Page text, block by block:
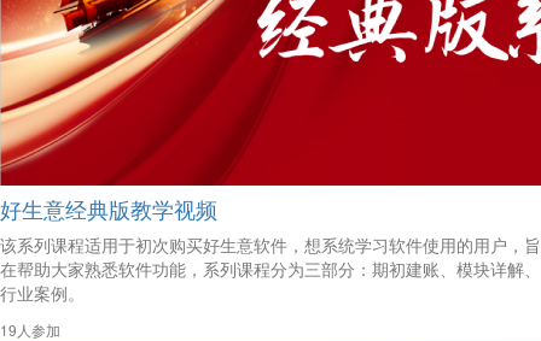
好生意经典版教学视频
该系列课程适用于初次购买好生意软件，想系统学习软件使用的用户，旨
在帮助大家熟悉软件功能，系列课程分为三部分：期初建账、模块详解、
行业案例。
19人参加